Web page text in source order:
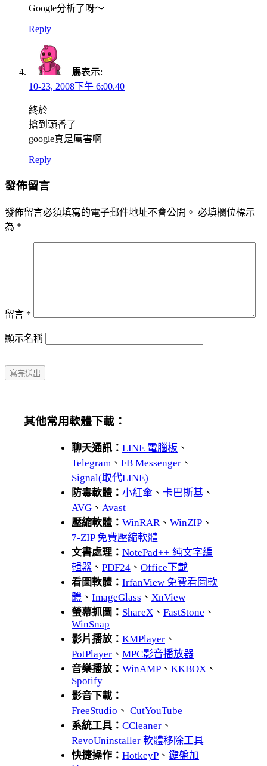
Google分析了呀～
Reply
馬表示:
10-23, 2008下午 6:00.40
終於
搶到頭香了
google真是厲害啊
Reply
發佈留言
發佈留言必須填寫的電子郵件地址不會公開。 必填欄位標示
為 *
留言 *
顯示名稱
其他常用軟體下載：
聊天通訊： LINE 電腦板 、
Telegram 、 FB Messenger 、
Signal(取代LINE)
防毒軟體： 小紅傘 、 卡巴斯基 、
AVG 、 Avast
壓縮軟體： WinRAR、 WinZIP 、
7-ZIP 免費壓縮軟體
文書處理： NotePad++ 純文字編
輯器 、 PDF24 、 Office下載
看圖軟體： IrfanView 免費看圖軟
體 、 ImageGlass 、 XnView
螢幕抓圖： ShareX 、 FastStone 、
WinSnap
影片播放： KMPlayer 、
PotPlayer 、 MPC影音播放器
音樂播放： WinAMP 、 KKBOX 、
Spotify
影音下載：
FreeStudio 、 CutYouTube
系統工具： CCleaner 、
RevoUninstaller 軟體移除工具
快捷操作： HotkeyP 、 鍵盤加